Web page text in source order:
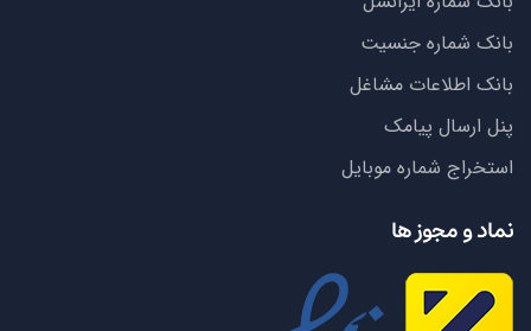
بانک شماره جنسیت
بانک اطلاعات مشاغل
پنل ارسال پیامک
استخراج شماره موبایل
نماد و مجوز ها